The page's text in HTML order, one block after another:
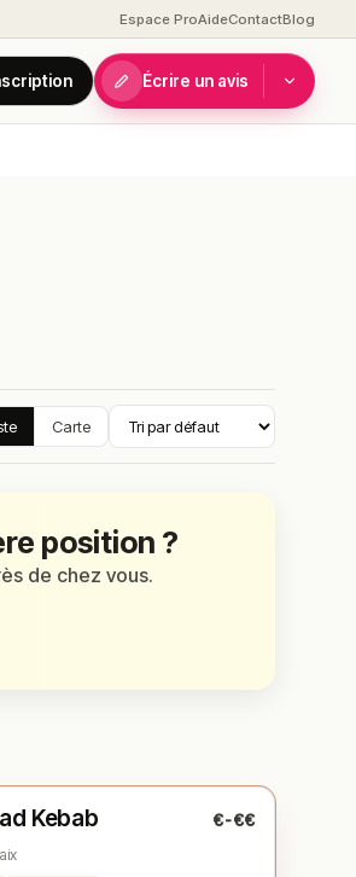
Espace ProAideContactBlog
Écrire un avis
Carte
position ?
de chez vous.
3 Kebab €-€€